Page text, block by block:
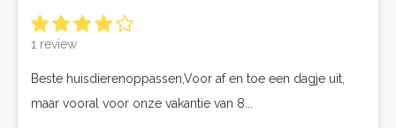
1 review
Beste huisdierenoppassen,Voor af en toe een dagje uit,
maar vooral voor onze vakantie van 8...